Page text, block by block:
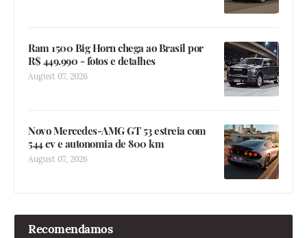
Ram 1500 Big Horn chega ao Brasil por
R$ 449.990 - fotos e detalhes
August 07, 2026
Novo Mercedes-AMG GT 53 estreia com
544 cv e autonomia de 800 km
August 07, 2026
Recomendamos